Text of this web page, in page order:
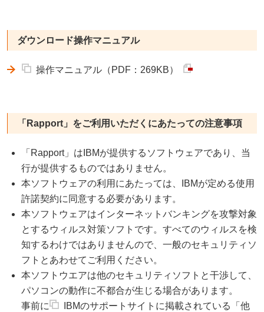
ダウンロード操作マニュアル
操作マニュアル（PDF：269KB）
「Rapport」をご利用いただくにあたっての注意事項
「Rapport」はIBMが提供するソフトウェアであり、当
行が提供するものではありません。
本ソフトウェアの利用にあたっては、IBMが定める使用
許諾契約に同意する必要があります。
本ソフトウェアはインターネットバンキングを攻撃対象
とするウィルス対策ソフトです。すべてのウィルスを検
知するわけではありませんので、一般のセキュリティソ
フトとあわせてご利用ください。
本ソフトウエアは他のセキュリティソフトと干渉して、
パソコンの動作に不都合が生じる場合があります。
事前に
IBMのサポートサイト に掲載されている「他